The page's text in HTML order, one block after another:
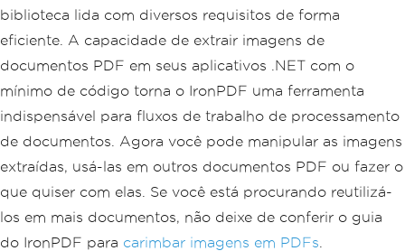
biblioteca lida com diversos requisitos de forma
eficiente. A capacidade de extrair imagens de
documentos PDF em seus aplicativos .NET com o
mínimo de código torna o IronPDF uma ferramenta
indispensável para fluxos de trabalho de processamento
de documentos. Agora você pode manipular as imagens
extraídas, usá-las em outros documentos PDF ou fazer o
que quiser com elas. Se você está procurando reutilizá-
los em mais documentos, não deixe de conferir o guia
do IronPDF para carimbar imagens em PDFs